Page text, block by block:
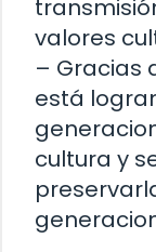
valores
– Gracias
está
cultura y